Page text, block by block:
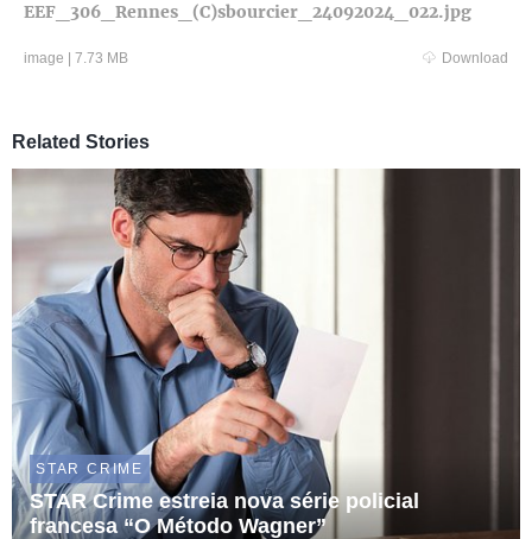
EEF_306_Rennes_(C)sbourcier_24092024_022.jpg
image | 7.73 MB Download
Related Stories
STAR CRIME
STAR Crime estreia nova série policial
francesa “O Método Wagner”